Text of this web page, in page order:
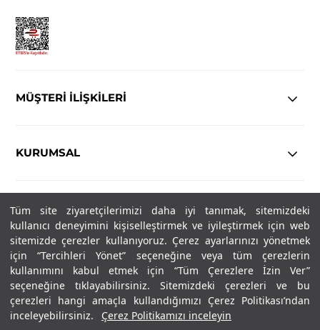
Tüm site ziyaretçilerimizi daha iyi tanımak, sitemizdeki
kullanıcı deneyimini kişiselleştirmek ve iyileştirmek için web
sitemizde çerezler kullanıyoruz. Çerez ayarlarınızı yönetmek
için “Tercihleri Yönet” seçeneğine veya tüm çerezlerin
kullanımını kabul etmek için “Tüm Çerezlere İzin Ver”
seçeneğine tıklayabilirsiniz. Sitemizdeki çerezleri ve bu
çerezleri hangi amaçla kullandığımızı Çerez Politikası’ndan
inceleyebilirsiniz.
Çerez Politikamızı inceleyin
MÜŞTERİ İLİŞKİLERİ
KURUMSAL
YASAL
Copyright© 2025 IN-FORMAL Tüm hakları saklıdır.
SOSYAL MEDYA